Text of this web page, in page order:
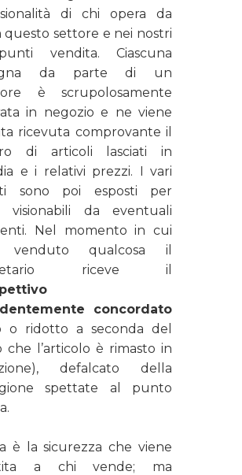
di chi opera da
questo settore e nei nostri
vendita. Ciascuna
da parte di un
è scrupolosamente
in negozio e ne viene
ricevuta comprovante il
di articoli lasciati in
e i relativi prezzi. I vari
sono poi esposti per
visionabili da eventuali
Nel momento in cui
venduto qualcosa il
riceve il
concordato
o ridotto a seconda del
che l’articolo è rimasto in
defalcato della
spettate al punto
è la sicurezza che viene
a chi vende; ma